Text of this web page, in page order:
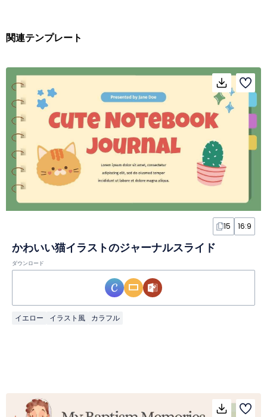
関連テンプレート
15 16:9
かわいい猫イラストのジャーナルスライド
ダウンロード
イエロー イラスト風 カラフル